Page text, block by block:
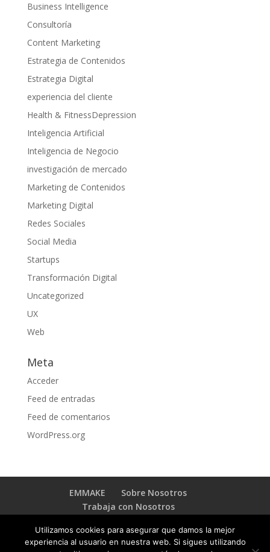
Business Intelligence
Consultoría
Content Marketing
Estrategia de Contenidos
Estrategia Digital
experiencia del cliente
Health & FitnessDepression
Inteligencia Artificial
Inteligencia de Negocio
investigación de mercado
Marketing de Contenidos
Marketing Digital
Redes Sociales
Social Media
Startups
Transformación Digital
Uncategorized
UX
Web
Meta
Acceder
Feed de entradas
Feed de comentarios
WordPress.org
EMMAKE
Sobre Nosotros
Trabaja con Nosotros
Utilizamos cookies para asegurar que damos la mejor
experiencia al usuario en nuestra web. Si sigues utilizando